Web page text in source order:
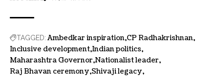
TAGGED: Ambedkar inspiration CP Radhakrishnan
Inclusive development Indian politics
Maharashtra Governor Nationalist leader
Raj Bhavan ceremony Shivaji legacy